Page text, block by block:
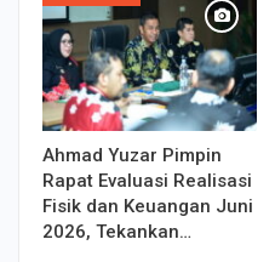
Ahmad Yuzar Pimpin
Rapat Evaluasi Realisasi
Fisik dan Keuangan Juni
2026, Tekankan…